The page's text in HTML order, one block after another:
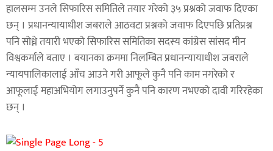
हालसम्म उनले सिफारिस समितिले तयार गरेको ३५ प्रश्नको जवाफ दिएका
छन् । प्रधानन्यायाधीश जबराले आठवटा प्रश्नको जवाफ दिएपछि प्रतिप्रश्न
पनि सोध्ने तयारी भएको सिफारिस समितिका सदस्य कांग्रेस सांसद मीन
विश्वकर्माले बताए । बयानका क्रममा निलम्बित प्रधानन्यायाधीश जबराले
न्यायपालिकालाई आँच आउने गरी आफूले कुनै पनि काम नगरेको र
आफूलाई महाअभियोग लगाउनुपर्ने कुनै पनि कारण नभएको दावी गरिरहेका
छन् ।